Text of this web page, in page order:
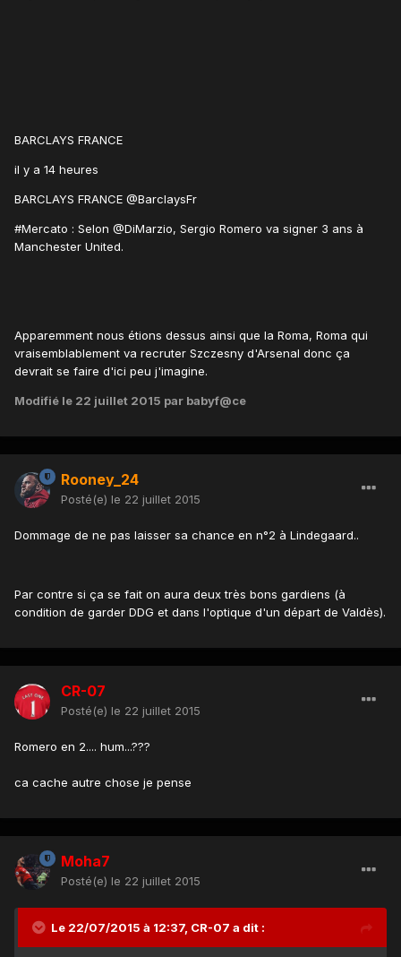
BARCLAYS FRANCE
il y a 14 heures
BARCLAYS FRANCE ‏@BarclaysFr
#Mercato : Selon @DiMarzio, Sergio Romero va signer 3 ans à
Manchester United.
Apparemment nous étions dessus ainsi que la Roma, Roma qui
vraisemblablement va recruter Szczesny d'Arsenal donc ça
devrait se faire d'ici peu j'imagine.
Modifié le 22 juillet 2015 par babyf@ce
Rooney_24
Posté(e) le 22 juillet 2015
Dommage de ne pas laisser sa chance en n°2 à Lindegaard..
Par contre si ça se fait on aura deux très bons gardiens (à
condition de garder DDG et dans l'optique d'un départ de Valdès).
CR-07
Posté(e) le 22 juillet 2015
Romero en 2.... hum...???
ca cache autre chose je pense
Moha7
Posté(e) le 22 juillet 2015
Le 22/07/2015 à 12:37, CR-07 a dit :